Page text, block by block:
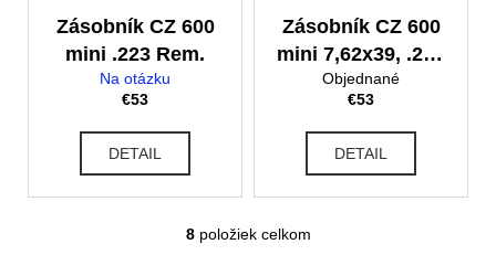
Zásobník CZ 600
mini .223 Rem.
Na otázku
€53
DETAIL
Zásobník CZ 600
mini 7,62x39, .224
VAL
Objednané
€53
DETAIL
O
8položiek celkom